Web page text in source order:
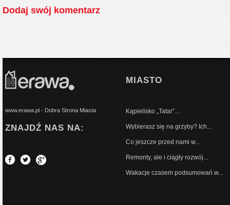
Dodaj swój komentarz
www.erawa.pl - Dobra Strona Miasta
ZNAJDŹ NAS NA:
MIASTO
Kąpielisko „Tatar”...
Wybierasz się na grzyby? Ich...
Co jeszcze przed nami w...
Remonty, ale i ciągły rozwój...
Wakacje czasem podsumowań w...